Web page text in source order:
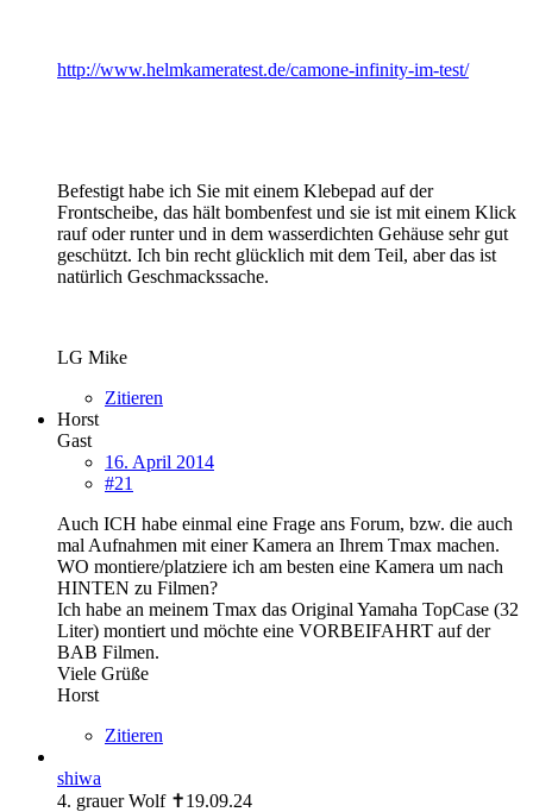
http://www.helmkameratest.de/camone-infinity-im-test/
Befestigt habe ich Sie mit einem Klebepad auf der
Frontscheibe, das hält bombenfest und sie ist mit einem Klick
rauf oder runter und in dem wasserdichten Gehäuse sehr gut
geschützt. Ich bin recht glücklich mit dem Teil, aber das ist
natürlich Geschmackssache.
LG Mike
Zitieren
Horst
Gast
16. April 2014
#21
Auch ICH habe einmal eine Frage ans Forum, bzw. die auch
mal Aufnahmen mit einer Kamera an Ihrem Tmax machen.
WO montiere/platziere ich am besten eine Kamera um nach
HINTEN zu Filmen?
Ich habe an meinem Tmax das Original Yamaha TopCase (32
Liter) montiert und möchte eine VORBEIFAHRT auf der
BAB Filmen.
Viele Grüße
Horst
Zitieren
shiwa
4. grauer Wolf ✝19.09.24